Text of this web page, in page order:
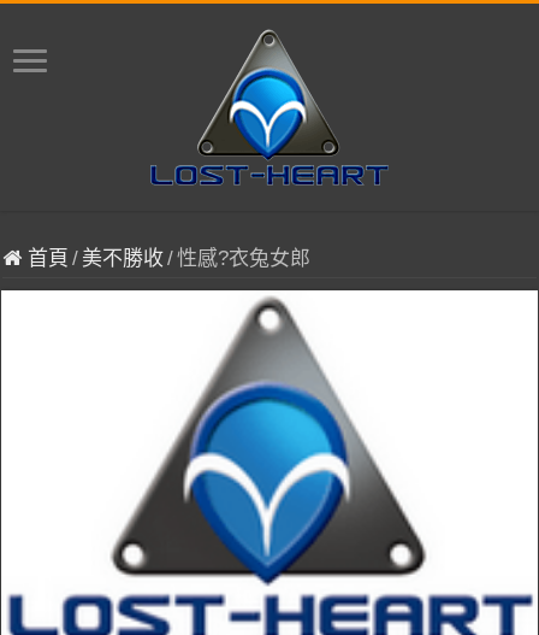
首頁 / 美不勝收/性感?衣兔女郎